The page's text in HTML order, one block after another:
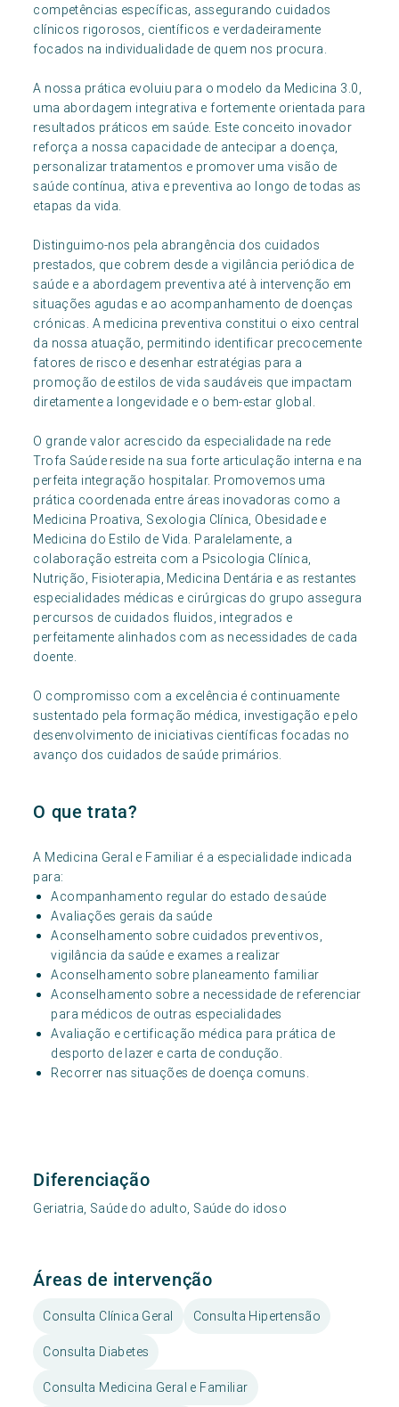
competências específicas, assegurando cuidados
clínicos rigorosos, científicos e verdadeiramente
focados na individualidade de quem nos procura.
A nossa prática evoluiu para o modelo da Medicina 3.0,
uma abordagem integrativa e fortemente orientada para
resultados práticos em saúde. Este conceito inovador
reforça a nossa capacidade de antecipar a doença,
personalizar tratamentos e promover uma visão de
saúde contínua, ativa e preventiva ao longo de todas as
etapas da vida.
Distinguimo-nos pela abrangência dos cuidados
prestados, que cobrem desde a vigilância periódica de
saúde e a abordagem preventiva até à intervenção em
situações agudas e ao acompanhamento de doenças
crónicas. A medicina preventiva constitui o eixo central
da nossa atuação, permitindo identificar precocemente
fatores de risco e desenhar estratégias para a
promoção de estilos de vida saudáveis que impactam
diretamente a longevidade e o bem-estar global.
O grande valor acrescido da especialidade na rede
Trofa Saúde reside na sua forte articulação interna e na
perfeita integração hospitalar. Promovemos uma
prática coordenada entre áreas inovadoras como a
Medicina Proativa, Sexologia Clínica, Obesidade e
Medicina do Estilo de Vida. Paralelamente, a
colaboração estreita com a Psicologia Clínica,
Nutrição, Fisioterapia, Medicina Dentária e as restantes
especialidades médicas e cirúrgicas do grupo assegura
percursos de cuidados fluidos, integrados e
perfeitamente alinhados com as necessidades de cada
doente.
O compromisso com a excelência é continuamente
sustentado pela formação médica, investigação e pelo
desenvolvimento de iniciativas científicas focadas no
avanço dos cuidados de saúde primários.
O que trata?
A Medicina Geral e Familiar é a especialidade indicada
para:
Acompanhamento regular do estado de saúde
Avaliações gerais da saúde
Aconselhamento sobre cuidados preventivos,
vigilância da saúde e exames a realizar
Aconselhamento sobre planeamento familiar
Aconselhamento sobre a necessidade de referenciar
para médicos de outras especialidades
Avaliação e certificação médica para prática de
desporto de lazer e carta de condução.
Recorrer nas situações de doença comuns.
Diferenciação
Geriatria, Saúde do adulto, Saúde do idoso
Áreas de intervenção
Consulta Clínica Geral Consulta Hipertensão
Consulta Diabetes
Consulta Medicina Geral e Familiar